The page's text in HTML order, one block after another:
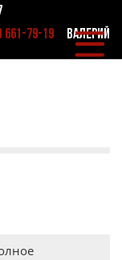
661-79-19 ВАЛЕРИЙ